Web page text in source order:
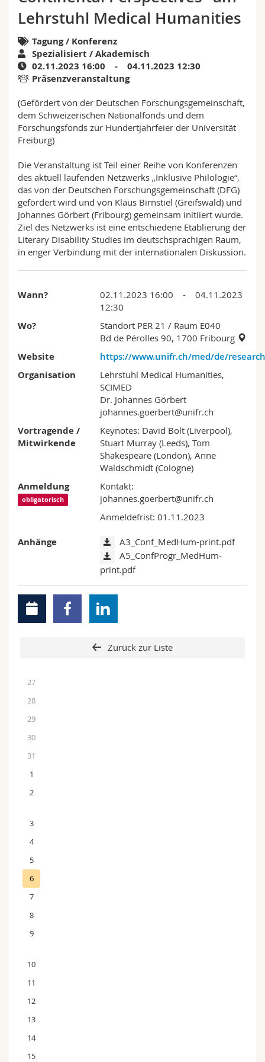
Interfakultär
Doktorierende
Vorlesungsverzeichnis
MyUnifr
Lehrstuhl Medical Humanities
Tagung / Konferenz
Spezialisiert / Akademisch
02.11.2023 16:00 - 04.11.2023 12:30
Präsenzveranstaltung
(Gefördert von der Deutschen Forschungsgemeinschaft,
dem Schweizerischen Nationalfonds und dem
Forschungsfonds zur Hundertjahrfeier der Universität
Freiburg)
Die Veranstaltung ist Teil einer Reihe von Konferenzen
des aktuell laufenden Netzwerks „Inklusive Philologie“,
das von der Deutschen Forschungsgemeinschaft (DFG)
gefördert wird und von Klaus Birnstiel (Greifswald) und
Johannes Görbert (Fribourg) gemeinsam initiiert wurde.
Ziel des Netzwerks ist eine entschiedene Etablierung der
Literary Disability Studies im deutschsprachigen Raum,
in enger Verbindung mit der internationalen Diskussion.
Wann?
02.11.2023 16:00 - 04.11.2023
12:30
Wo? Standort PER 21 / Raum E040
Bd de Pérolles 90, 1700 Fribourg
Website
https://www.unifr.ch/med/de/
Organisation
Lehrstuhl Medical Humanities,
SCIMED
Dr. Johannes Görbert
johannes.goerbert@unifr.ch
Vortragende /
Mitwirkende
Keynotes: David Bolt (Liverpool),
Stuart Murray (Leeds), Tom
Shakespeare (London), Anne
Waldschmidt (Cologne)
Anmeldung
obligatorisch
Kontakt:
johannes.goerbert@unifr.ch
Anmeldefrist: 01.11.2023
Anhänge
A3_Conf_MedHum-print.pdf
A5_ConfProgr_MedHum-
print.pdf
Zurück zur Liste
27
28
29
30
31
1
2
3
4
5
6
7
8
9
10
11
12
13
14
15